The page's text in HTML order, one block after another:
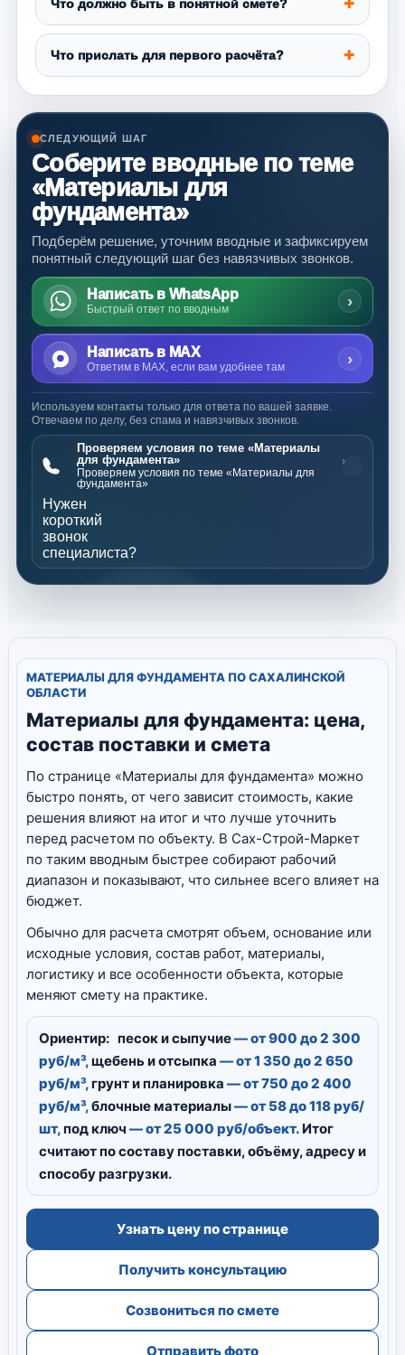
Что должно быть в понятной смете?
Что прислать для первого расчёта?
СЛЕДУЮЩИЙ ШАГ
Соберите вводные по теме
«Материалы для
фундамента»
Подберём решение, уточним вводные и зафиксируем
понятный следующий шаг без навязчивых звонков.
Написать в WhatsApp
Быстрый ответ по вводным ›
Написать в MAX
Ответим в MAX, если вам удобнее там ›
Используем контакты только для ответа по вашей заявке.
Отвечаем по делу, без спама и навязчивых звонков.
Проверяем условия по теме «Материалы
для фундамента»
Проверяем условия по теме «Материалы для
фундамента»
›
Нужен
короткий
звонок
специалиста?
МАТЕРИАЛЫ ДЛЯ ФУНДАМЕНТА ПО САХАЛИНСКОЙ
ОБЛАСТИ
Материалы для фундамента: цена,
состав поставки и смета
По странице «Материалы для фундамента» можно
быстро понять, от чего зависит стоимость, какие
решения влияют на итог и что лучше уточнить
перед расчетом по объекту. В Сах-Строй-Маркет
по таким вводным быстрее собирают рабочий
диапазон и показывают, что сильнее всего влияет на
бюджет.
Обычно для расчета смотрят объем, основание или
исходные условия, состав работ, материалы,
логистику и все особенности объекта, которые
меняют смету на практике.
Ориентир: песок и сыпучие— от 900 до 2 300
руб/м³,щебень и отсыпка — от 1 350 до 2 650
руб/м³,грунт и планировка — от 750 до 2 400
руб/м³,блочные материалы— от 58 до 118 руб/
шт,под ключ — от 25 000 руб/объект. Итог
считают по составу поставки, объёму, адресу и
способу разгрузки.
Узнать цену по странице
Получить консультацию
Созвониться по смете
Отправить фото